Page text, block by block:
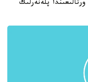
پلەنەرلىك